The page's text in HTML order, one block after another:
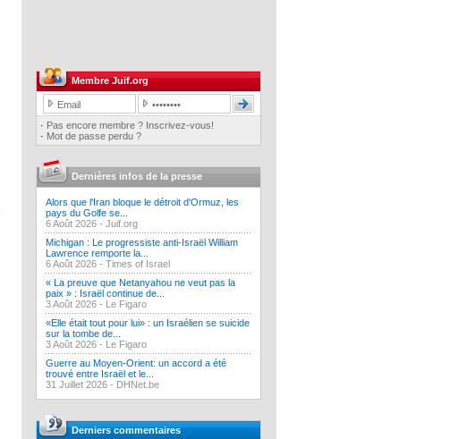
Membre Juif.org
· Pas encore membre ? Inscrivez-vous!
· Mot de passe perdu ?
Dernières infos de la presse
Alors que l'Iran bloque le détroit d'Ormuz, les
pays du Golfe se...
6 Août 2026 - Juif.org
Michigan : Le progressiste anti-Israël William
Lawrence remporte la...
6 Août 2026 - Times of Israel
« La preuve que Netanyahou ne veut pas la
paix » : Israël continue de...
3 Août 2026 - Le Figaro
«Elle était tout pour lui» : un Israélien se suicide
sur la tombe de...
3 Août 2026 - Le Figaro
Guerre au Moyen-Orient: un accord a été
trouvé entre Israël et le...
31 Juillet 2026 - DHNet.be
Derniers commentaires